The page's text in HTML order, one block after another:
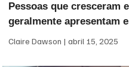
Pessoas que cresceram
geralmente apresentam
Claire Dawson abril 15, 2025